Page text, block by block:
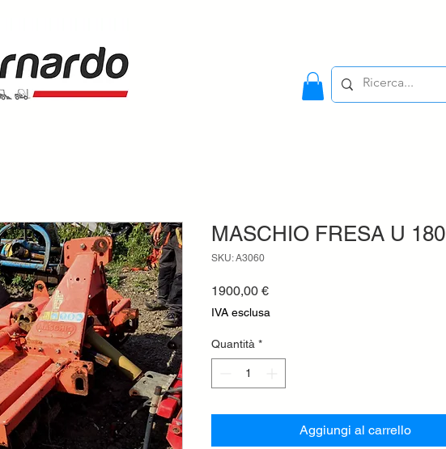
MASCHIO FRESA U 180
SKU: A3060
1900,00 €Prezzo
IVA esclusa
Quantità *
Aggiungi al carrello